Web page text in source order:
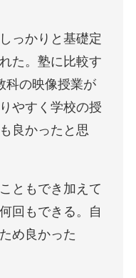
っかりと基礎定
た。塾に比較す
科の映像授業が
やすく学校の授
良かったと思
ともでき加えて
回もできる。自
め良かった